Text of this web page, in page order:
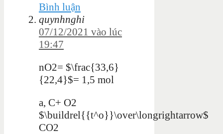
Bình luận
quynhnghi
07/12/2021 vào lúc
19:47
nO2= $\frac{33,6}
{22,4}$= 1,5 mol
a, C+ O2
$\buildrel{{t^o}}\over\longrightarrow$
CO2